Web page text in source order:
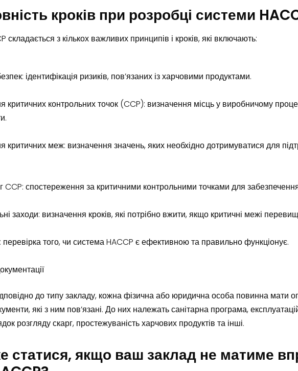
кроків при розробці системи
складається з кількох важливих принципів і кроків, які включають:
ідентифікація ризиків, пов’язаних із харчовими продуктами.
критичних контрольних точок (CCP): визначення місць у виробничому
критичних меж: визначення значень, яких необхідно дотримуватися для
CCP: спостереження за критичними контрольними точками для
заходи: визначення кроків, які потрібно вжити, якщо критичні межі
перевірка того, чи система HACCP є ефективною та правильно функціонує.
до типу закладу, кожна фізична або юридична особа повинна мати
які з ним пов’язані. До них належать санітарна програма,
розгляду скарг, простежуваність харчових продуктів та інші.
якщо ваш заклад не матиме